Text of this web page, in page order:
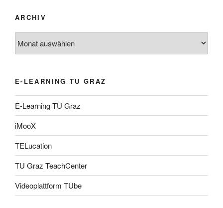
ARCHIV
E-LEARNING TU GRAZ
E-Learning TU Graz
iMooX
TELucation
TU Graz TeachCenter
Videoplattform TUbe